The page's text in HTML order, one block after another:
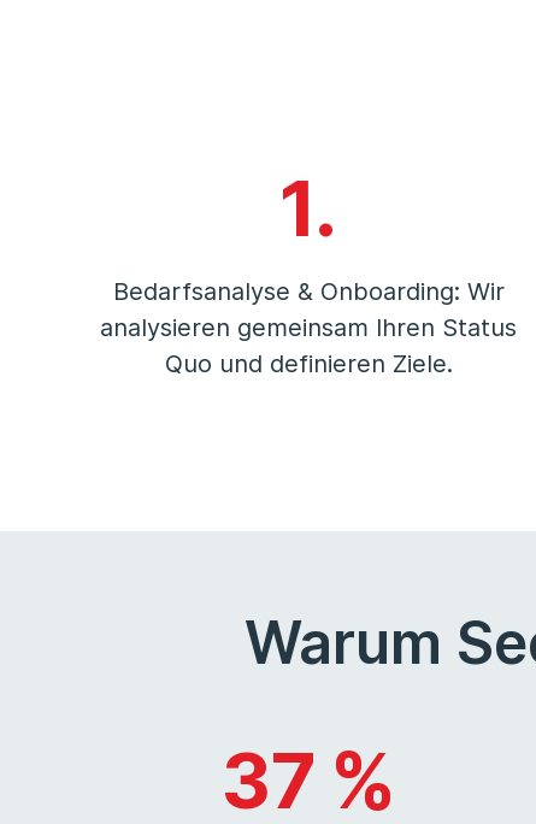
1.
Bedarfsanalyse & Onboarding: Wir
analysieren gemeinsam Ihren Status
Quo und definieren Ziele.
Warum
37 %